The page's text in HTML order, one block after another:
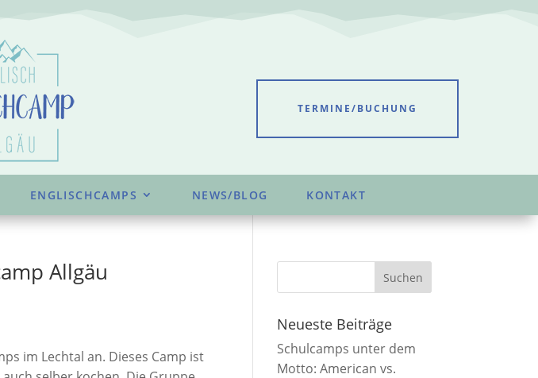
TERMINE/BUCHUNG
ENGLISCHCAMPS NEWS/BLOG KONTAKT
Allgäu
im Lechtal an. Dieses Camp ist
Neueste Beiträge
Schulcamps unter dem
Motto: American vs.